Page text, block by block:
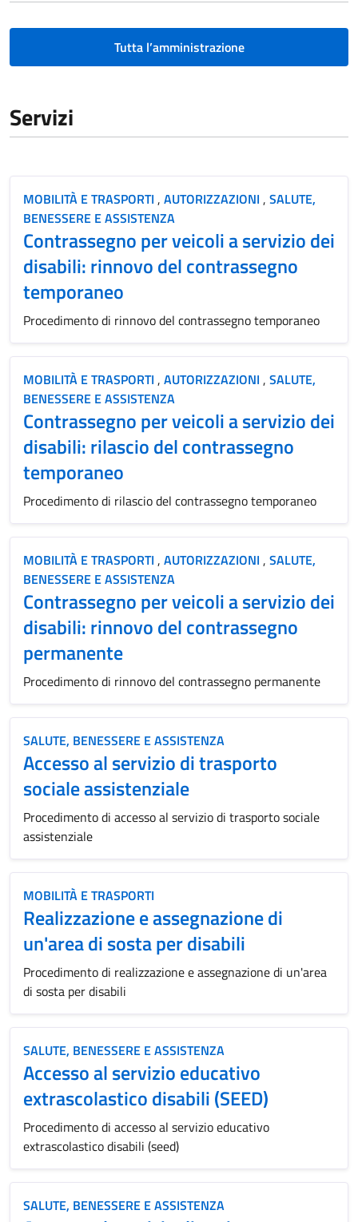
Tutta l’amministrazione
Servizi
MOBILITÀ E TRASPORTI , AUTORIZZAZIONI , SALUTE,
BENESSERE E ASSISTENZA
Contrassegno per veicoli a servizio dei
disabili: rinnovo del contrassegno
temporaneo
Procedimento di rinnovo del contrassegno temporaneo
MOBILITÀ E TRASPORTI , AUTORIZZAZIONI , SALUTE,
BENESSERE E ASSISTENZA
Contrassegno per veicoli a servizio dei
disabili: rilascio del contrassegno
temporaneo
Procedimento di rilascio del contrassegno temporaneo
MOBILITÀ E TRASPORTI , AUTORIZZAZIONI , SALUTE,
BENESSERE E ASSISTENZA
Contrassegno per veicoli a servizio dei
disabili: rinnovo del contrassegno
permanente
Procedimento di rinnovo del contrassegno permanente
SALUTE, BENESSERE E ASSISTENZA
Accesso al servizio di trasporto
sociale assistenziale
Procedimento di accesso al servizio di trasporto sociale
assistenziale
MOBILITÀ E TRASPORTI
Realizzazione e assegnazione di
un'area di sosta per disabili
Procedimento di realizzazione e assegnazione di un'area
di sosta per disabili
SALUTE, BENESSERE E ASSISTENZA
Accesso al servizio educativo
extrascolastico disabili (SEED)
Procedimento di accesso al servizio educativo
extrascolastico disabili (seed)
SALUTE, BENESSERE E ASSISTENZA